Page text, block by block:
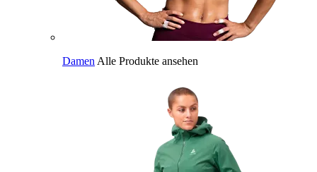
Damen Alle Produkte ansehen